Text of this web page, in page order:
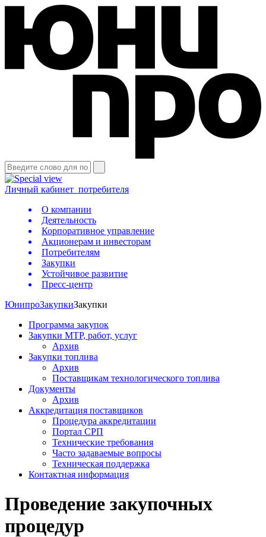
Личный кабинет потребителя
О компании
Деятельность
Корпоративное управление
Акционерам и инвесторам
Потребителям
Закупки
Устойчивое развитие
Пресс-центр
ЮнипроЗакупкиЗакупки
Программа закупок
Закупки МТР, работ, услуг
Архив
Закупки топлива
Архив
Поставщикам технологического топлива
Документы
Архив
Аккредитация поставщиков
Процедура аккредитации
Портал СРП
Технические требования
Часто задаваемые вопросы
Техническая поддержка
Контактная информация
Проведение закупочных
процедур